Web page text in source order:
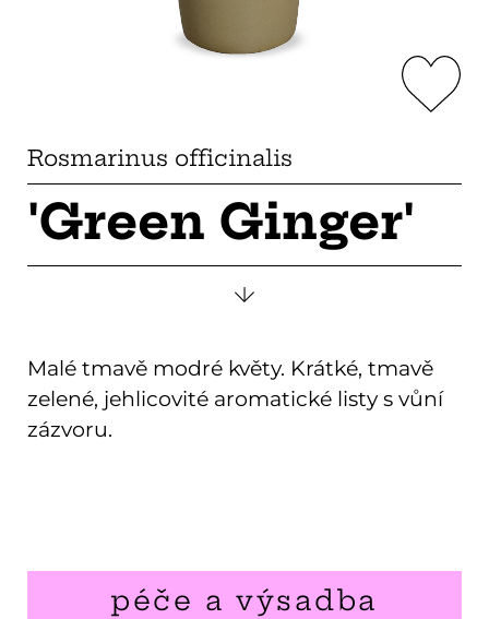
Rosmarinus officinalis
'Green Ginger'
Malé tmavě modré květy. Krátké, tmavě
zelené, jehlicovité aromatické listy s vůní
zázvoru.
péče a výsadba